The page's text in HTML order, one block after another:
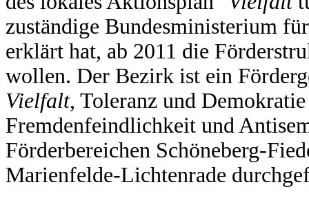
zuständige Bundesministerium
erklärt hat, ab 2011 die
wollen. Der Bezirk ist ein
Vielfalt, Toleranz und
Fremdenfeindlichkeit und
Förderbereichen Schöneberg-
Marienfelde-Lichtenrade